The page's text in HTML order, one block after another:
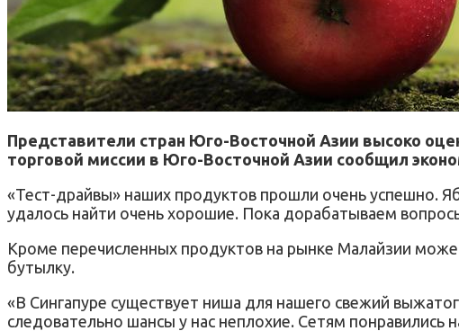
Представители стран Юго-Восточной Азии высоко
торговой миссии в Юго-Восточной Азии сообщил
«Тест-драйвы» наших продуктов прошли очень успешно.
удалось найти очень хорошие. Пока дорабатываем
Кроме перечисленных продуктов на рынке Малайзии
бутылку.
«В Сингапуре существует ниша для нашего свежий
следовательно шансы у нас неплохие. Сетям